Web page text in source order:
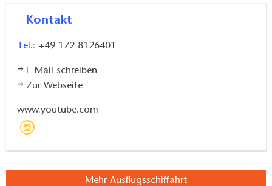
Kontakt
Tel.: +49 172 8126401
E-Mail schreiben
Zur Webseite
www.youtube.com
Mehr Ausflugsschiffahrt